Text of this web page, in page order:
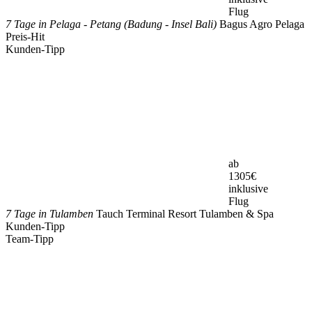
Flug
7 Tage in Pelaga - Petang (Badung - Insel Bali) Bagus Agro Pelaga
Preis-Hit
Kunden-Tipp
ab
1305€
inklusive
Flug
7 Tage in Tulamben Tauch Terminal Resort Tulamben & Spa
Kunden-Tipp
Team-Tipp